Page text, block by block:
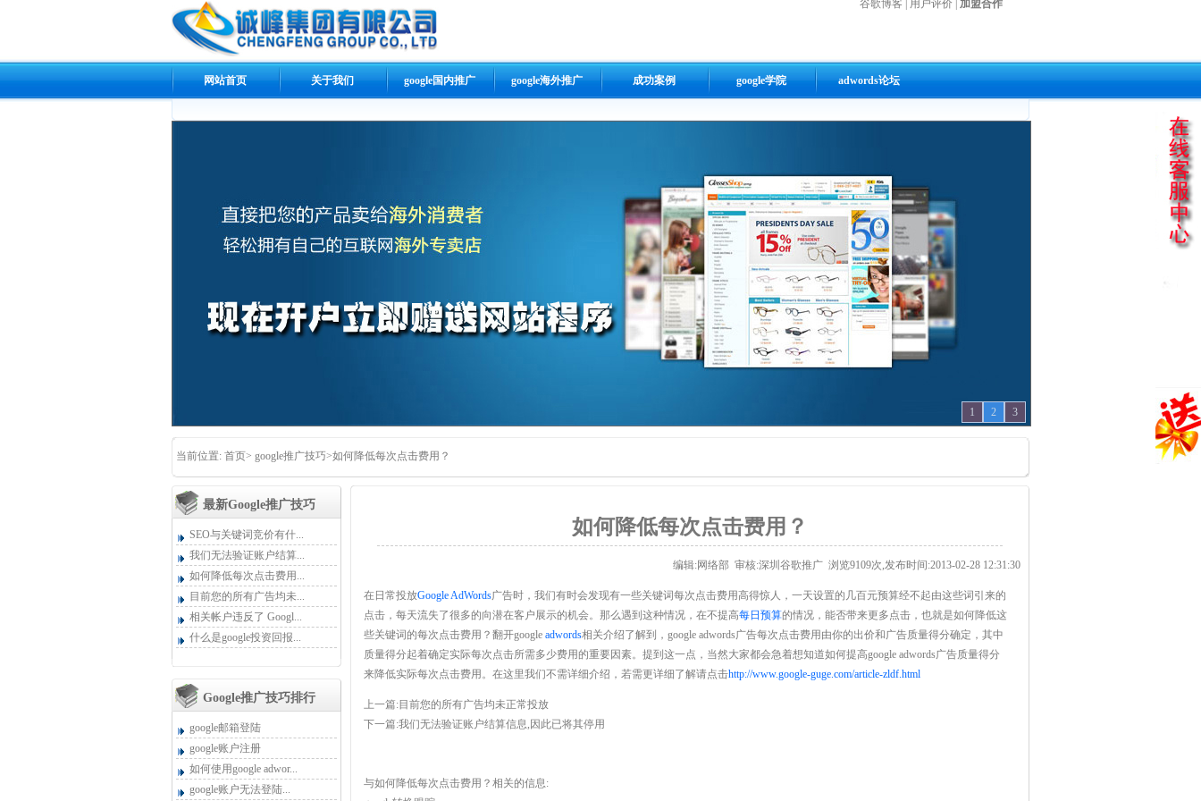
谷歌博客 用户评价 加盟合作
网站首页 关于我们 google国内推广 google海外推广 成功案例 google学院 adwords论坛
1 2 3
当前位置: 首页> google推广技巧>如何降低每次点击费用？
最新google推广技巧
SEO与关键词竞价有什...
我们无法验证账户结算...
如何降低每次点击费用...
目前您的所有广告均未...
相关帐户违反了 Googl...
什么是google投资回报...
Google推广技巧排行
google邮箱登陆
google账户注册
如何使用google adwor...
google账户无法登陆...
如何降低每次点击费用？
编辑:网络部 审核:深圳谷歌推广 浏览9109次,发布时间:2013-02-28 12:31:30
在日常投放Google AdWords广告时，我们有时会发现有一些关键词每次点击费用高得惊人，一天设置的几百元预算经不起由这些词引来的
点击，每天流失了很多的向潜在客户展示的机会。那么遇到这种情况，在不提高每日预算的情况，能否带来更多点击，也就是如何降低这
些关键词的每次点击费用？翻开google adwords相关介绍了解到，google adwords广告每次点击费用由你的出价和广告质量得分确定，其中
质量得分起着确定实际每次点击所需多少费用的重要因素。提到这一点，当然大家都会急着想知道如何提高google adwords广告质量得分
来降低实际每次点击费用。在这里我们不需详细介绍，若需更详细了解请点击http://www.google-guge.com/article-zldf.html
上一篇:目前您的所有广告均未正常投放
下一篇:我们无法验证账户结算信息,因此已将其停用
与如何降低每次点击费用？相关的信息: